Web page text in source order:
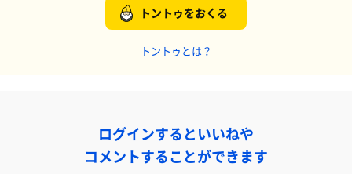
トントゥをおくる
トントゥとは？
ログインするといいねや
コメントすることができます